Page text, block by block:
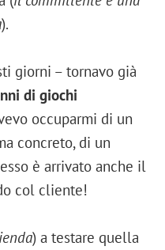
).
giorni – tornavo già
di giochi
occuparmi di un
concreto, di un
è arrivato anche il
col cliente!
) a testare quella